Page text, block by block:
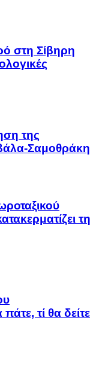
στη Σίβηρη
της
Σαμοθράκη
τη
τί θα δείτε